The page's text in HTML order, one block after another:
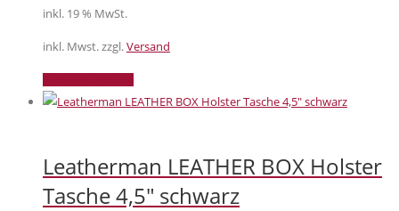
inkl. 19 % MwSt.
inkl. Mwst. zzgl.Versand
Leatherman LEATHER BOX Holster
Tasche 4,5″ schwarz